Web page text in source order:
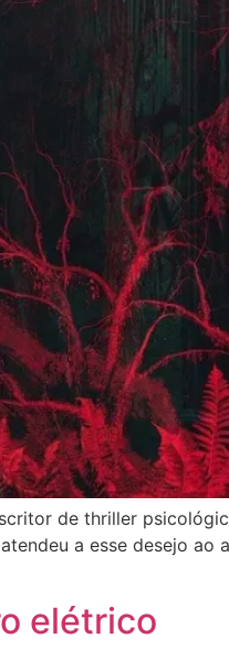
de thriller
a esse desejo ao
elétrico